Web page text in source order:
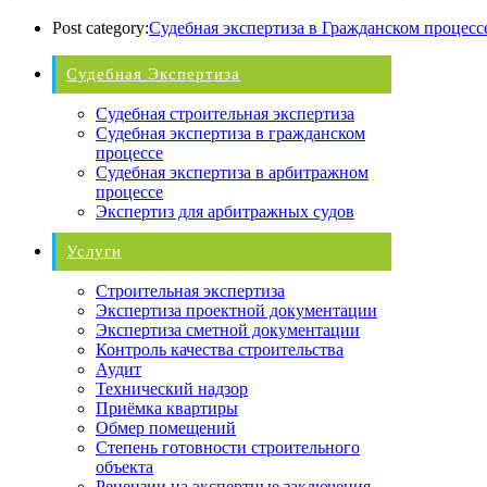
Post category:Судебная экспертиза в Гражданском
Судебная Экспертиза
Судебная строительная экспертиза
Судебная экспертиза в гражданском
процессе
Судебная экспертиза в арбитражном
процессе
Экспертиз для арбитражных судов
Услуги
Строительная экспертиза
Экспертиза проектной документации
Экспертиза сметной документации
Контроль качества строительства
Аудит
Технический надзор
Приёмка квартиры
Обмер помещений
Степень готовности строительного
объекта